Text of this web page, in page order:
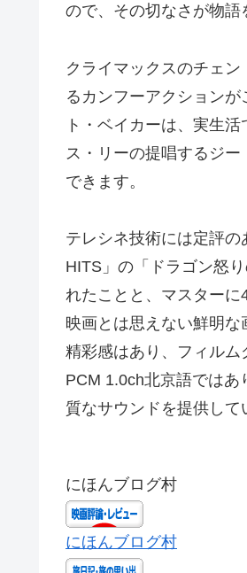
ので、その切なさが物語
クライマックスのチェ
るカンフーアクション
ト・ベイカーは、実生
ス・リーの提唱するジ
できます。
テレシネ技術には定評
HITS」の「ドラゴン怒
れたことと、マスター
映画とは思えない鮮明
精彩感はあり、フィル
PCM 1.0ch北京語では
質なサウンドを提供して
にほんブログ村
にほんブログ村